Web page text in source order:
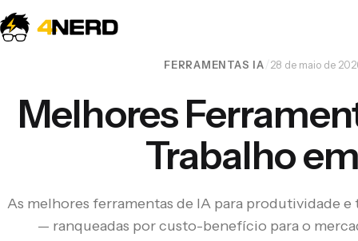
Não sabe por onde começar?
de tecnologia mais lidos do 4nerd.
FERRAMENTAS IA /28 de maio de
Melhores
Trabalho
As melhores ferramentas de IA para produtividade e
— ranqueadas por custo-benefício para o